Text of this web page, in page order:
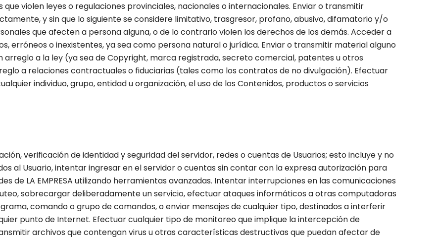
violen leyes o regulaciones provinciales, nacionales o internacionales. Enviar o transmitir
y sin que lo siguiente se considere limitativo, trasgresor, profano, abusivo, difamatorio y/o
que afecten a persona alguna, o de lo contrario violen los derechos de los demás. Acceder a
erróneos o inexistentes, ya sea como persona natural o jurídica. Enviar o transmitir material alguno
a la ley (ya sea de Copyright, marca registrada, secreto comercial, patentes u otros
a relaciones contractuales o fiduciarias (tales como los contratos de no divulgación). Efectuar
individuo, grupo, entidad u organización, el uso de los Contenidos, productos o servicios
verificación de identidad y seguridad del servidor, redes o cuentas de Usuarios; esto incluye y no
al Usuario, intentar ingresar en el servidor o cuentas sin contar con la expresa autorización para
de LA EMPRESA utilizando herramientas avanzadas. Intentar interrupciones en las comunicaciones
sobrecargar deliberadamente un servicio, efectuar ataques informáticos a otras computadoras
comando o grupo de comandos, o enviar mensajes de cualquier tipo, destinados a interferir
punto de Internet. Efectuar cualquier tipo de monitoreo que implique la intercepción de
archivos que contengan virus u otras características destructivas que puedan afectar de